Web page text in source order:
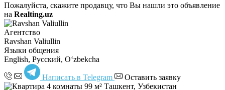
Пожалуйста, скажите продавцу, что Вы нашли это объявление
на Realting.uz
Агентство
Ravshan Valiullin
Языки общения
English, Русский, Oʻzbekcha
Написать в Telegram Оставить заявку